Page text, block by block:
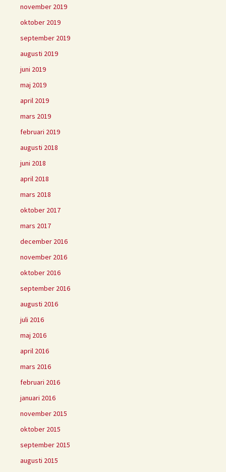
november 2019
oktober 2019
september 2019
augusti 2019
juni 2019
maj 2019
april 2019
mars 2019
februari 2019
augusti 2018
juni 2018
april 2018
mars 2018
oktober 2017
mars 2017
december 2016
november 2016
oktober 2016
september 2016
augusti 2016
juli 2016
maj 2016
april 2016
mars 2016
februari 2016
januari 2016
november 2015
oktober 2015
september 2015
augusti 2015